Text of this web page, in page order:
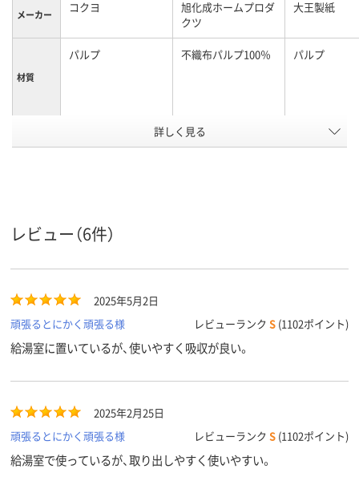
メーカー コクヨ
旭化成ホームプロダ
クツ
大王製紙
材質
パルプ 不織布パルプ100％ パルプ
35
詳しく見る
レビュー（6件）
2025年5月2日
頑張るとにかく頑張る様
レビューランク S (1102ポイント)
給湯室に置いているが、使いやすく吸収が良い。
2025年2月25日
頑張るとにかく頑張る様
レビューランク S (1102ポイント)
給湯室で使っているが、取り出しやすく使いやすい。